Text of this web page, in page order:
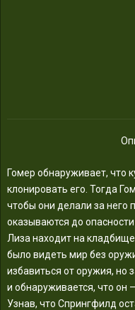
Гомер обнаруживает, что
клонировать его. Тогда
чтобы они делали за него
оказываются до опасности
Лиза находит на
было видеть мир без
избавиться от оружия, но
и обнаруживается, что он
Узнав, что Спрингфилд